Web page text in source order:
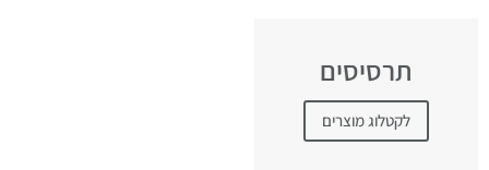
תרסיסים
לקטלוג מוצרים